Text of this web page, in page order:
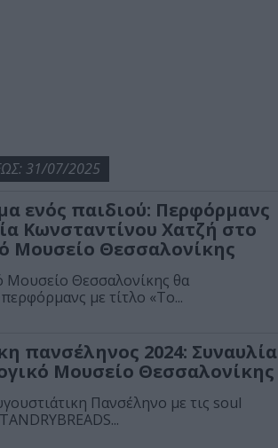
31/07/2025
ενός παιδιού: Περφόρμανς
Κωνσταντίνου Χατζή στο
Μουσείο Θεσσαλονίκης
Μουσείο Θεσσαλονίκης θα
με τίτλο «To...
πανσέληνος 2024: Συναυλία
Μουσείο Θεσσαλονίκης
Πανσέληνο με τις soul